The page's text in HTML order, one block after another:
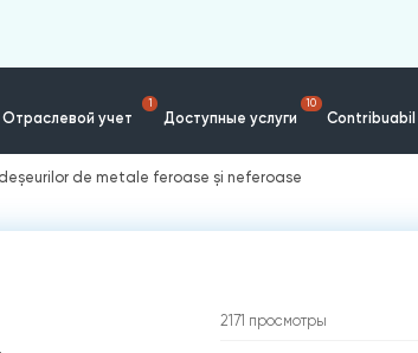
Отраслевой учет
1
Доступные услуги
10
de metale feroase și neferoase
2171 просмотры